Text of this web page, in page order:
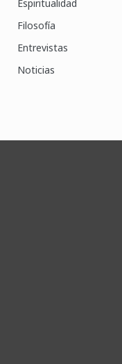
Espiritualidad
Filosofía
Entrevistas
Noticias